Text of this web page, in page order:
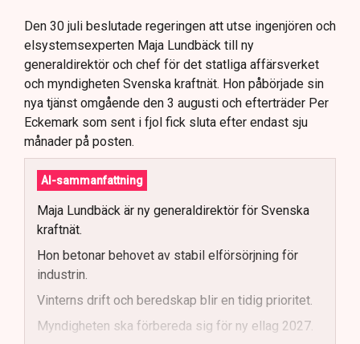
Den 30 juli beslutade regeringen att utse ingenjören och
elsystemsexperten Maja Lundbäck till ny
generaldirektör och chef för det statliga affärsverket
och myndigheten Svenska kraftnät. Hon påbörjade sin
nya tjänst omgående den 3 augusti och efterträder Per
Eckemark som sent i fjol fick sluta efter endast sju
månader på posten.
AI-sammanfattning
Maja Lundbäck är ny generaldirektör för Svenska
kraftnät.
Hon betonar behovet av stabil elförsörjning för
industrin.
Vinterns drift och beredskap blir en tidig prioritet.
Myndigheten ska förbereda sig för ny ellag 2027.